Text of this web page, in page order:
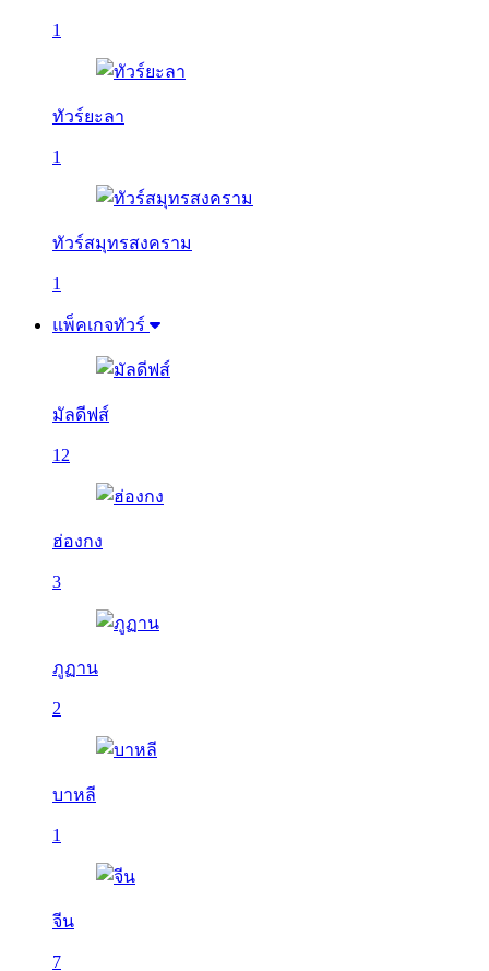
1
ทัวร์ยะลา
1
ทัวร์สมุทรสงคราม
1
แพ็คเกจทัวร์
มัลดีฟส์
12
ฮ่องกง
3
ภูฏาน
2
บาหลี
1
จีน
7